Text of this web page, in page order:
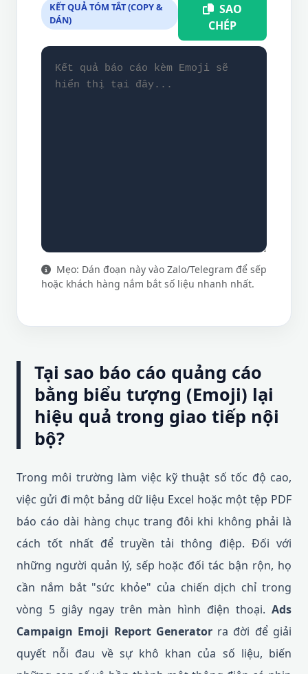
KẾT QUẢ TÓM TẮT (COPY &
DÁN)
SAO
CHÉP
Mẹo: Dán đoạn này vào Zalo/Telegram để sếp
hoặc khách hàng nắm bắt số liệu nhanh nhất.
Tại sao báo cáo quảng cáo
bằng biểu tượng (Emoji) lại
hiệu quả trong giao tiếp nội
bộ?
Trong môi trường làm việc kỹ thuật số tốc độ cao,
việc gửi đi một bảng dữ liệu Excel hoặc một tệp PDF
báo cáo dài hàng chục trang đôi khi không phải là
cách tốt nhất để truyền tải thông điệp. Đối với
những người quản lý, sếp hoặc đối tác bận rộn, họ
cần nắm bắt "sức khỏe" của chiến dịch chỉ trong
vòng 5 giây ngay trên màn hình điện thoại. Ads
Campaign Emoji Report Generatorra đời để giải
quyết nỗi đau về sự khô khan của số liệu, biến